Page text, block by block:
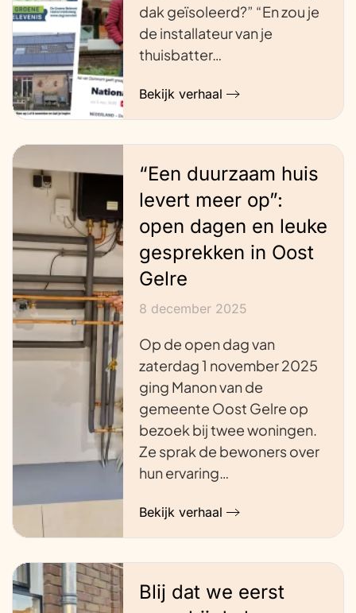
dak geïsoleerd?” “En zou je
de installateur van je
thuisbatter…
Bekijk verhaal
“Een duurzaam huis
levert meer op”:
open dagen en leuke
gesprekken in Oost
Gelre
8 december 2025
Op de open dag van
zaterdag 1 november 2025
ging Manon van de
gemeente Oost Gelre op
bezoek bij twee woningen.
Ze sprak de bewoners over
hun ervaring…
Bekijk verhaal
Blij dat we eerst